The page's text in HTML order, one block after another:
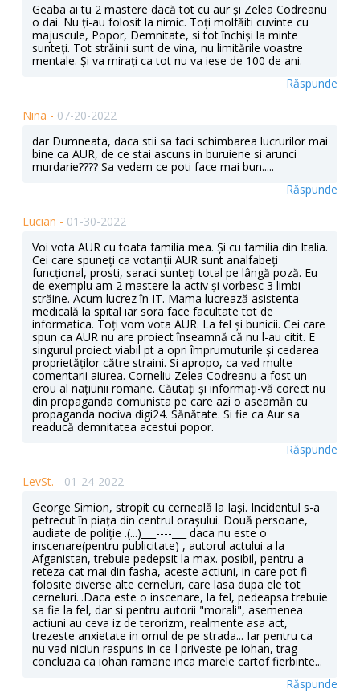
Geaba ai tu 2 mastere dacă tot cu aur și Zelea Codreanu
o dai. Nu ți-au folosit la nimic. Toți molfăiti cuvinte cu
majuscule, Popor, Demnitate, si tot închiși la minte
sunteți. Tot străinii sunt de vina, nu limitările voastre
mentale. Și va mirați ca tot nu va iese de 100 de ani.
Răspunde
Nina - 07-20-2022
dar Dumneata, daca stii sa faci schimbarea lucrurilor mai
bine ca AUR, de ce stai ascuns in buruiene si arunci
murdarie???? Sa vedem ce poti face mai bun.....
Răspunde
Lucian - 01-30-2022
Voi vota AUR cu toata familia mea. Și cu familia din Italia.
Cei care spuneți ca votanții AUR sunt analfabeți
funcțional, prosti, saraci sunteți total pe lângă poză. Eu
de exemplu am 2 mastere la activ și vorbesc 3 limbi
străine. Acum lucrez în IT. Mama lucrează asistenta
medicală la spital iar sora face facultate tot de
informatica. Toți vom vota AUR. La fel și bunicii. Cei care
spun ca AUR nu are proiect înseamnă că nu l-au citit. E
singurul proiect viabil pt a opri împrumuturile și cedarea
proprietăților către straini. Si apropo, ca vad multe
comentarii aiurea. Corneliu Zelea Codreanu a fost un
erou al națiunii romane. Căutați și informați-vă corect nu
din propaganda comunista pe care azi o aseamăn cu
propaganda nociva digi24. Sănătate. Si fie ca Aur sa
readucă demnitatea acestui popor.
Răspunde
LevSt. - 01-24-2022
George Simion, stropit cu cerneală la Iași. Incidentul s-a
petrecut în piața din centrul orașului. Două persoane,
audiate de poliție .(...)___----___ daca nu este o
inscenare(pentru publicitate) , autorul actului a la
Afganistan, trebuie pedepsit la max. posibil, pentru a
reteza cat mai din fasha, aceste actiuni, in care pot fi
folosite diverse alte cerneluri, care lasa dupa ele tot
cerneluri...Daca este o inscenare, la fel, pedeapsa trebuie
sa fie la fel, dar si pentru autorii "morali", asemenea
actiuni au ceva iz de terorizm, realmente asa act,
trezeste anxietate in omul de pe strada... Iar pentru ca
nu vad niciun raspuns in ce-l priveste pe iohan, trag
concluzia ca iohan ramane inca marele cartof fierbinte...
Răspunde